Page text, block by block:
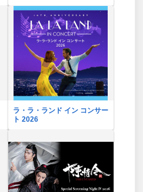
ラ・ラ・ランド イン コンサー
ト 2026